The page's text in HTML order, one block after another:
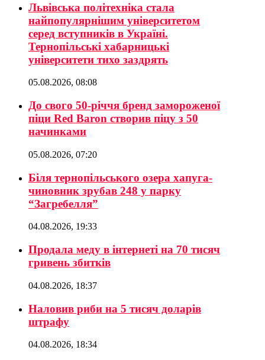
Львівська політехніка стала
найпопулярнішим університетом
серед вступників в Україні.
Тернопільські хабарницькі
університети тихо заздрять
05.08.2026, 08:08
До свого 50-річчя бренд замороженої
піци Red Baron створив піцу з 50
начинками
05.08.2026, 07:20
Біля тернопільського озера хапуга-
чиновник зрубав 248 у парку
“Загребелля”
04.08.2026, 19:33
Продала меду в інтернеті на 70 тисяч
гривень збитків
04.08.2026, 18:37
Наловив риби на 5 тисяч доларів
штрафу
04.08.2026, 18:34